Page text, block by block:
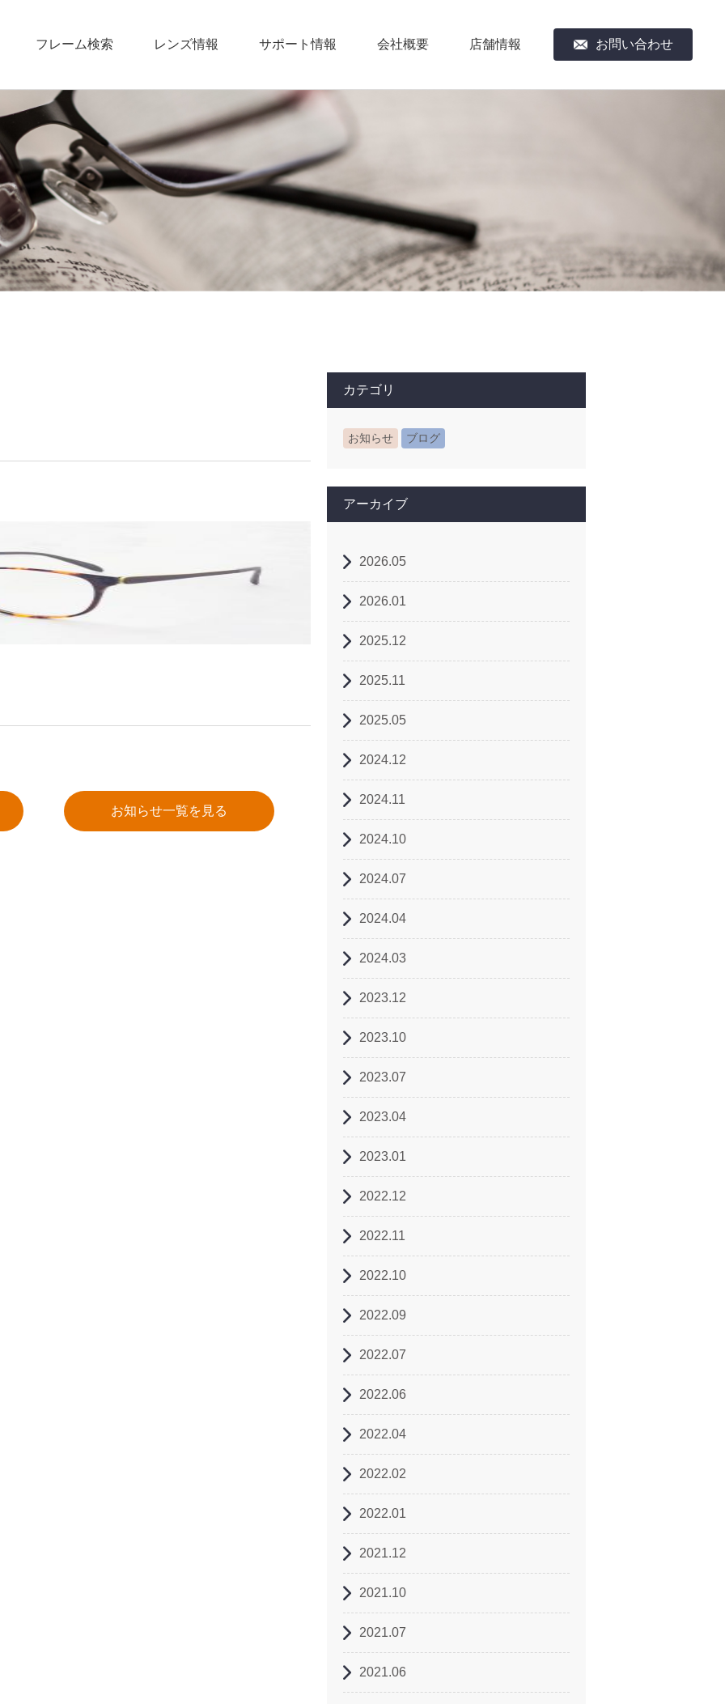
フレーム検索 レンズ情報 サポート情報 会社概要 店舗情報 お問い合わせ
お知らせ一覧を見る
カテゴリ
お知らせ ブログ
アーカイブ
2026.05
2026.01
2025.12
2025.11
2025.05
2024.12
2024.11
2024.10
2024.07
2024.04
2024.03
2023.12
2023.10
2023.07
2023.04
2023.01
2022.12
2022.11
2022.10
2022.09
2022.07
2022.06
2022.04
2022.02
2022.01
2021.12
2021.10
2021.07
2021.06